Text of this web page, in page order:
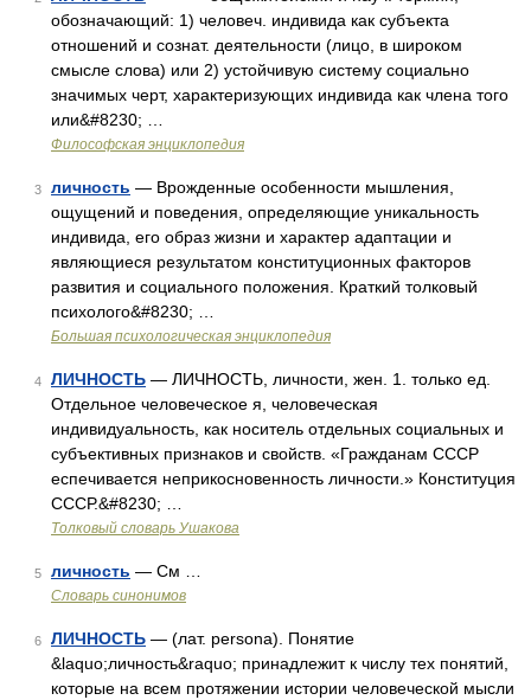
обозначающий: 1) человеч. индивида как субъекта
отношений и сознат. деятельности (лицо, в широком
смысле слова) или 2) устойчивую систему социально
значимых черт, характеризующих индивида как члена того
или&#8230; …
Философская энциклопедия
3 личность — Врожденные особенности мышления,
ощущений и поведения, определяющие уникальность
индивида, его образ жизни и характер адаптации и
являющиеся результатом конституционных факторов
развития и социального положения. Краткий толковый
психолого&#8230; …
Большая психологическая энциклопедия
4 ЛИЧНОСТЬ — ЛИЧНОСТЬ, личности, жен. 1. только ед.
Отдельное человеческое я, человеческая
индивидуальность, как носитель отдельных социальных и
субъективных признаков и свойств. «Гражданам СССР
еспечивается неприкосновенность личности.» Конституция
СССР.&#8230; …
Толковый словарь Ушакова
5 личность — См …
Словарь синонимов
6 ЛИЧНОСТЬ — (лат. persona). Понятие
&laquo;личность&raquo; принадлежит к числу тех понятий,
которые на всем протяжении истории человеческой мысли